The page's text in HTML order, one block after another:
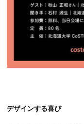
デザインする喜び